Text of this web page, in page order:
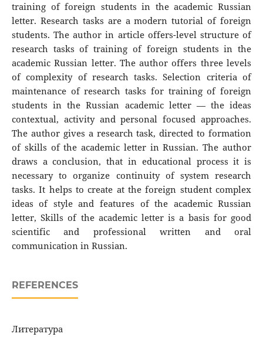
training of foreign students in the academic Russian
letter. Research tasks are a modern tutorial of foreign
students. The author in article offers-level structure of
research tasks of training of foreign students in the
academic Russian letter. The author offers three levels
of complexity of research tasks. Selection criteria of
maintenance of research tasks for training of foreign
students in the Russian academic letter — the ideas
contextual, activity and personal focused approaches.
The author gives a research task, directed to formation
of skills of the academic letter in Russian. The author
draws a conclusion, that in educational process it is
necessary to organize continuity of system research
tasks. It helps to create at the foreign student complex
ideas of style and features of the academic Russian
letter, Skills of the academic letter is a basis for good
scientific and professional written and oral
communication in Russian.
REFERENCES
Литература